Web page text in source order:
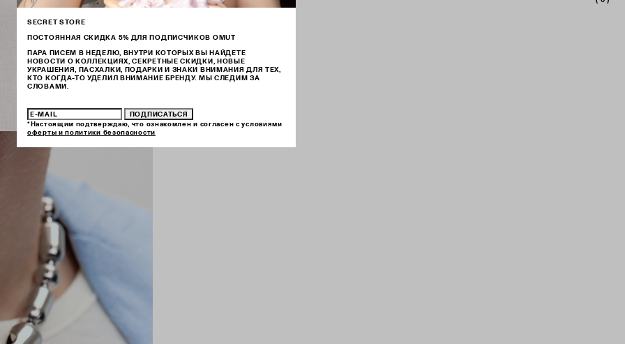
SECRET STORE
ПОСТОЯННАЯ СКИДКА 5% ДЛЯ ПОДПИСЧИКОВ OMUT
ПАРА ПИСЕМ В НЕДЕЛЮ, ВНУТРИ КОТОРЫХ ВЫ НАЙДЕТЕ
НОВОСТИ О КОЛЛЕКЦИЯХ, СЕКРЕТНЫЕ СКИДКИ, НОВЫЕ
УКРАШЕНИЯ, ПАСХАЛКИ, ПОДАРКИ И ЗНАКИ ВНИМАНИЯ ДЛЯ ТЕХ,
КТО КОГДА-ТО УДЕЛИЛ ВНИМАНИЕ БРЕНДУ. МЫ СЛЕДИМ ЗА
СЛОВАМИ.
ПОДПИСАТЬСЯ
*Настоящим подтверждаю, что ознакомлен и согласен с условиями
оферты и политики безопасности